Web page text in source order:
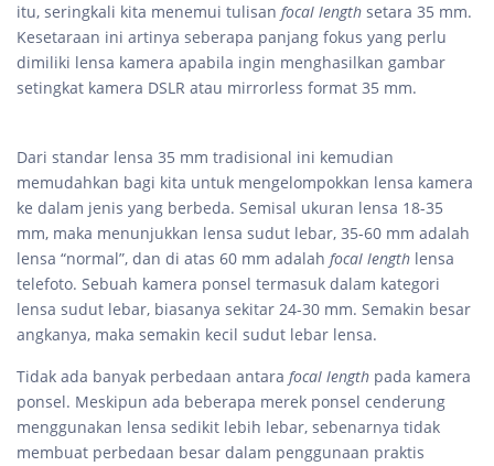
itu, seringkali kita menemui tulisan focal length setara 35 mm.
Kesetaraan ini artinya seberapa panjang fokus yang perlu
dimiliki lensa kamera apabila ingin menghasilkan gambar
setingkat kamera DSLR atau mirrorless format 35 mm.
Dari standar lensa 35 mm tradisional ini kemudian
memudahkan bagi kita untuk mengelompokkan lensa kamera
ke dalam jenis yang berbeda. Semisal ukuran lensa 18-35
mm, maka menunjukkan lensa sudut lebar, 35-60 mm adalah
lensa “normal”, dan di atas 60 mm adalah focal length lensa
telefoto. Sebuah kamera ponsel termasuk dalam kategori
lensa sudut lebar, biasanya sekitar 24-30 mm. Semakin besar
angkanya, maka semakin kecil sudut lebar lensa.
Tidak ada banyak perbedaan antara focal length pada kamera
ponsel. Meskipun ada beberapa merek ponsel cenderung
menggunakan lensa sedikit lebih lebar, sebenarnya tidak
membuat perbedaan besar dalam penggunaan praktis